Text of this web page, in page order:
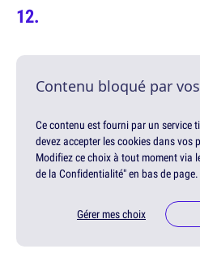
Contenu bloqué par
Ce contenu est fourni par un service
devez accepter les cookies dans vos
Modifiez ce choix à tout moment via
de la Confidentialité" en bas de page.
Gérer mes choix